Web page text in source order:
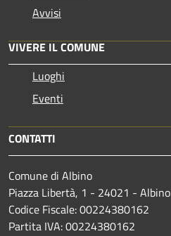
Avvisi
VIVERE IL COMUNE
Luoghi
Eventi
CONTATTI
Comune di Albino
Piazza Libertà, 1 - 24021 - Albino
Codice Fiscale: 00224380162
Partita IVA: 00224380162